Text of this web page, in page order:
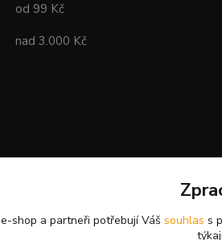
od 99 Kč
nad 3.000 Kč
shop a partneři potřebují Váš souhlas s